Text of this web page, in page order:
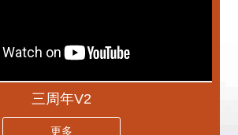
三周年V2
更多